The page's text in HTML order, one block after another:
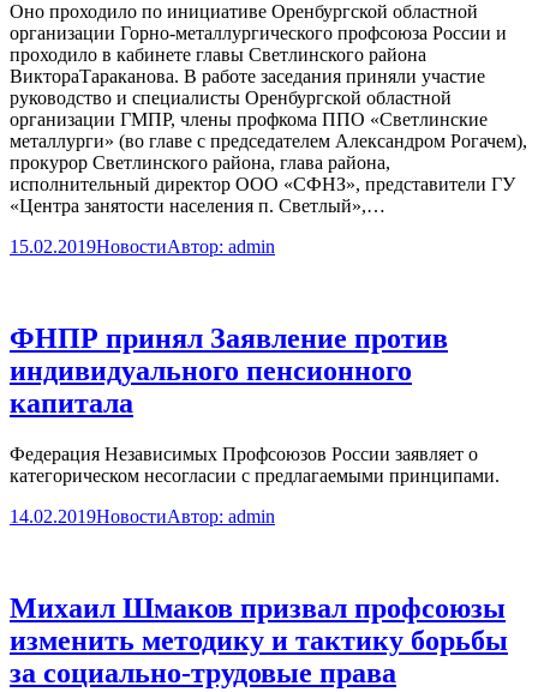
Оно проходило по инициативе Оренбургской областной
организации Горно-металлургического профсоюза России и
проходило в кабинете главы Светлинского района
ВиктораТараканова. В работе заседания приняли участие
руководство и специалисты Оренбургской областной
организации ГМПР, члены профкома ППО «Светлинские
металлурги» (во главе с председателем Александром Рогачем),
прокурор Светлинского района, глава района,
исполнительный директор ООО «СФНЗ», представители ГУ
«Центра занятости населения п. Светлый»,…
15.02.2019НовостиАвтор: admin
ФНПР принял Заявление против
индивидуального пенсионного
капитала
Федерация Независимых Профсоюзов России заявляет о
категорическом несогласии с предлагаемыми принципами.
14.02.2019НовостиАвтор: admin
Михаил Шмаков призвал профсоюзы
изменить методику и тактику борьбы
за социально-трудовые права